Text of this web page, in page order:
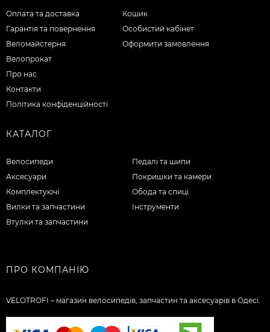
Оплата та доставка
Гарантія та повернення
Веломайстерня
Велопрокат
Про нас
Контакти
Політика конфіденційності
Кошик
Особистий кабінет
Оформити замовлення
КАТАЛОГ
Велосипеди
Аксесуари
Комплектуючі
Вилки та запчастини
Втулки та запчастини
Педалі та шипи
Покришки та камери
Обода та спиці
Інструменти
ПРО КОМПАНІЮ
VELOTROFI – магазин велосипедів, запчастин та аксесуарів в Одесі.